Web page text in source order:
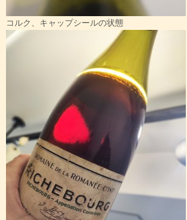
コルク、キャップシールの状態